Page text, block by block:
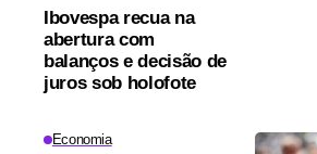
Ibovespa recua na
abertura com
balanços e decisão de
juros sob holofote
Economia